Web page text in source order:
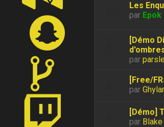
Les
par Epok
[Démo
par
[Free/
par
[Démo]
par